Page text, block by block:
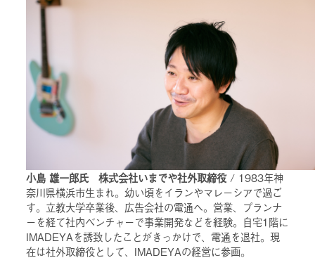
小島 雄一郎氏 株式会社いまでや社外取締役/ 1983年神
奈川県横浜市生まれ。幼い頃をイランやマレーシアで過ご
す。立教大学卒業後、広告会社の電通へ。営業、プランナ
ーを経て社内ベンチャーで事業開発などを経験。自宅1階に
IMADEYAを誘致したことがきっかけで、電通を退社。現
在は社外取締役として、IMADEYAの経営に参画。